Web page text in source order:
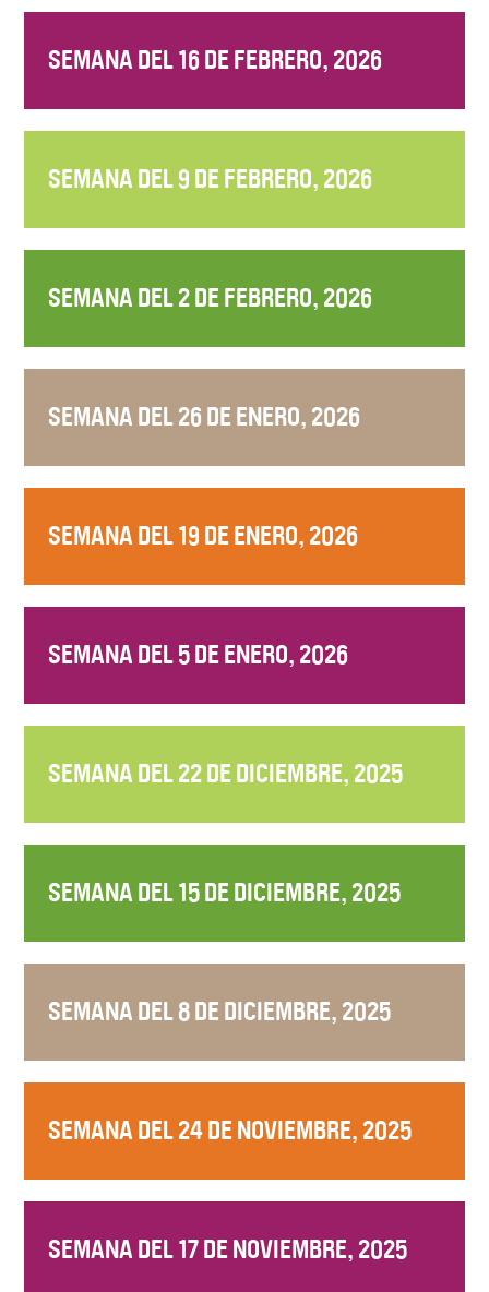
SEMANA DEL 16 DE FEBRERO, 2026
SEMANA DEL 9 DE FEBRERO, 2026
SEMANA DEL 2 DE FEBRERO, 2026
SEMANA DEL 26 DE ENERO, 2026
SEMANA DEL 19 DE ENERO, 2026
SEMANA DEL 5 DE ENERO, 2026
SEMANA DEL 22 DE DICIEMBRE, 2025
SEMANA DEL 15 DE DICIEMBRE, 2025
SEMANA DEL 8 DE DICIEMBRE, 2025
SEMANA DEL 24 DE NOVIEMBRE, 2025
SEMANA DEL 17 DE NOVIEMBRE, 2025